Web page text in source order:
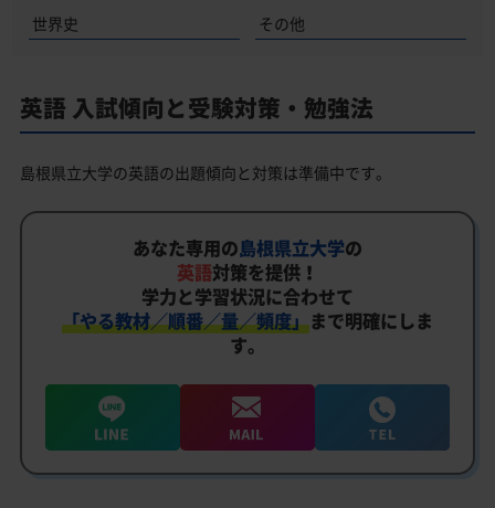
世界史 その他
英語 入試傾向と受験対策・勉強法
島根県立大学の英語の出題傾向と対策は準備中です。
あなた専用の島根県立大学の
英語対策を提供！
学力と学習状況に合わせて
「やる教材／順番／量／頻度」まで明確にしま
す。